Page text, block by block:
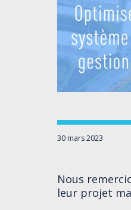
30 mars 2023
Nous
leur projet